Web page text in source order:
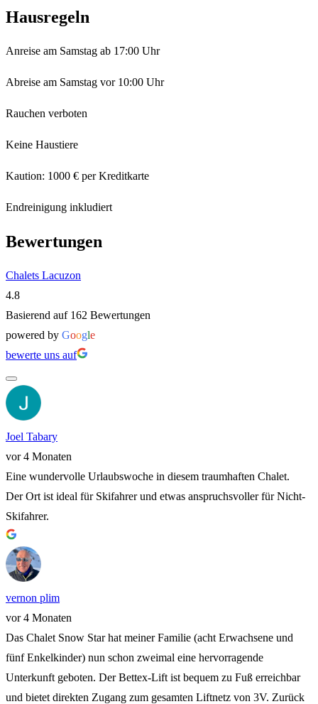
Hausregeln
Anreise am Samstag ab 17:00 Uhr
Abreise am Samstag vor 10:00 Uhr
Rauchen verboten
Keine Haustiere
Kaution: 1000 € per Kreditkarte
Endreinigung inkludiert
Bewertungen
Chalets Lacuzon
4.8
Basierend auf 162 Bewertungen
powered by Google
bewerte uns auf
Joel Tabary
vor 4 Monaten
Eine wundervolle Urlaubswoche in diesem traumhaften Chalet.
Der Ort ist ideal für Skifahrer und etwas anspruchsvoller für Nicht-
Skifahrer.
vernon plim
vor 4 Monaten
Das Chalet Snow Star hat meiner Familie (acht Erwachsene und
fünf Enkelkinder) nun schon zweimal eine hervorragende
Unterkunft geboten. Der Bettex-Lift ist bequem zu Fuß erreichbar
und bietet direkten Zugang zum gesamten Liftnetz von 3V. Zurück